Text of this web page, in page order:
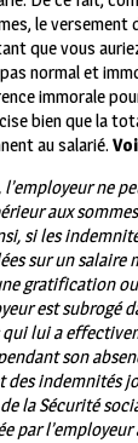
le versement
que vous
normal et
immorale
bien que la
au salarié.
l’employeur ne
aux
si les
sur un salaire
gratification
est subrogé
lui a
son
des indemnités
la Sécurité
par